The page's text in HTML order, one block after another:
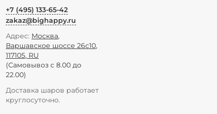
+7 (495) 133-65-42
zakaz@bighappy.ru
Адрес: Москва,
Варшавское шоссе 26с10,
117105, RU
(Самовывоз с 8.00 до
22.00)
Доставка шаров работает
круглосуточно.